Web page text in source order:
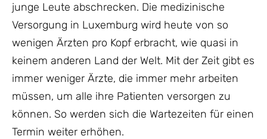
junge Leute abschrecken. Die medizinische
Versorgung in Luxemburg wird heute von so
wenigen Ärzten pro Kopf erbracht, wie quasi in
keinem anderen Land der Welt. Mit der Zeit gibt es
immer weniger Ärzte, die immer mehr arbeiten
müssen, um alle ihre Patienten versorgen zu
können. So werden sich die Wartezeiten für einen
Termin weiter erhöhen.